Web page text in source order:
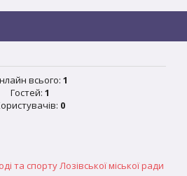
всього: 1
Гостей: 1
0
та спорту Лозівської міської ради